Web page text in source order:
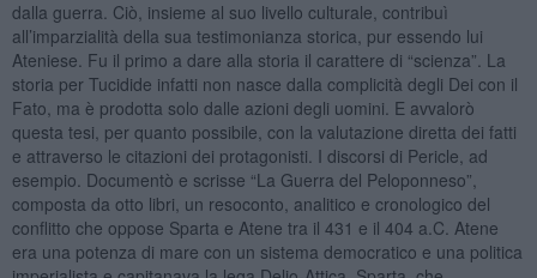
dalla guerra. Ciò, insieme al suo livello culturale, contribuì
all’imparzialità della sua testimonianza storica, pur essendo lui
Ateniese. Fu il primo a dare alla storia il carattere di “scienza”. La
storia per Tucidide infatti non nasce dalla complicità degli Dei con il
Fato, ma è prodotta solo dalle azioni degli uomini. E avvalorò
questa tesi, per quanto possibile, con la valutazione diretta dei fatti
e attraverso le citazioni dei protagonisti. I discorsi di Pericle, ad
esempio. Documentò e scrisse “La Guerra del Peloponneso”,
composta da otto libri, un resoconto, analitico e cronologico del
conflitto che oppose Sparta e Atene tra il 431 e il 404 a.C. Atene
era una potenza di mare con un sistema democratico e una politica